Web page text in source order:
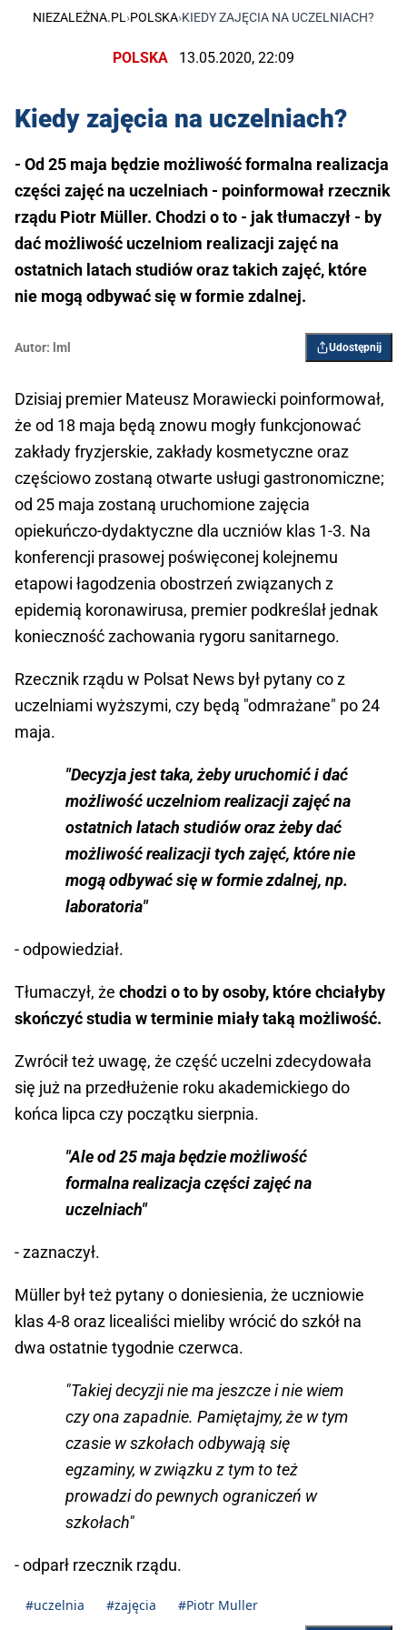
NIEZALEŻNA.PL ›POLSKA›KIEDY ZAJĘCIA NA UCZELNIACH?
POLSKA 13.05.2020, 22:09
Kiedy zajęcia na uczelniach?
- Od 25 maja będzie możliwość formalna realizacja
części zajęć na uczelniach - poinformował rzecznik
rządu Piotr Müller. Chodzi o to - jak tłumaczył - by
dać możliwość uczelniom realizacji zajęć na
ostatnich latach studiów oraz takich zajęć, które
nie mogą odbywać się w formie zdalnej.
Autor: lml Udostępnij
Dzisiaj premier Mateusz Morawiecki poinformował,
że od 18 maja będą znowu mogły funkcjonować
zakłady fryzjerskie, zakłady kosmetyczne oraz
częściowo zostaną otwarte usługi gastronomiczne;
od 25 maja zostaną uruchomione zajęcia
opiekuńczo-dydaktyczne dla uczniów klas 1-3. Na
konferencji prasowej poświęconej kolejnemu
etapowi łagodzenia obostrzeń związanych z
epidemią koronawirusa, premier podkreślał jednak
konieczność zachowania rygoru sanitarnego.
Rzecznik rządu w Polsat News był pytany co z
uczelniami wyższymi, czy będą "odmrażane" po 24
maja.
"Decyzja jest taka, żeby uruchomić i dać
możliwość uczelniom realizacji zajęć na
ostatnich latach studiów oraz żeby dać
możliwość realizacji tych zajęć, które nie
mogą odbywać się w formie zdalnej, np.
laboratoria"
- odpowiedział.
Tłumaczył, że chodzi o to by osoby, które chciałyby
skończyć studia w terminie miały taką możliwość.
Zwrócił też uwagę, że część uczelni zdecydowała
się już na przedłużenie roku akademickiego do
końca lipca czy początku sierpnia.
"Ale od 25 maja będzie możliwość
formalna realizacja części zajęć na
uczelniach"
- zaznaczył.
Müller był też pytany o doniesienia, że uczniowie
klas 4-8 oraz licealiści mieliby wrócić do szkół na
dwa ostatnie tygodnie czerwca.
"Takiej decyzji nie ma jeszcze i nie wiem
czy ona zapadnie. Pamiętajmy, że w tym
czasie w szkołach odbywają się
egzaminy, w związku z tym to też
prowadzi do pewnych ograniczeń w
szkołach"
- odparł rzecznik rządu.
#uczelnia #zajęcia #Piotr Muller